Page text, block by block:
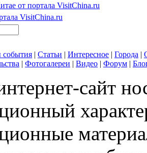
от портала VisitChina.ru
VisitChina.ru
события | Статьи | Интересное | Города |
| Фотогалереи | Видео | Форум |
сайт